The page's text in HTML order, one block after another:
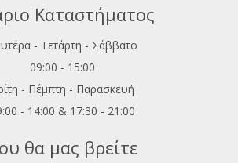
Καταστήματος
- Τετάρτη - Σάββατο
09:00 - 15:00
- Πέμπτη - Παρασκευή
- 14:00 & 17:30 - 21:00
θα μας βρείτε